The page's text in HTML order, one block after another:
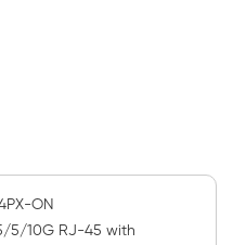
ON
5/10G RJ-45 with